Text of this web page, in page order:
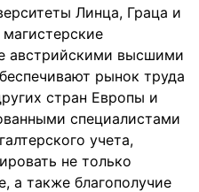
Линца, Граца и
австрийскими высшими
рынок труда
стран Европы и
специалистами
учета,
не только
а также благополучие